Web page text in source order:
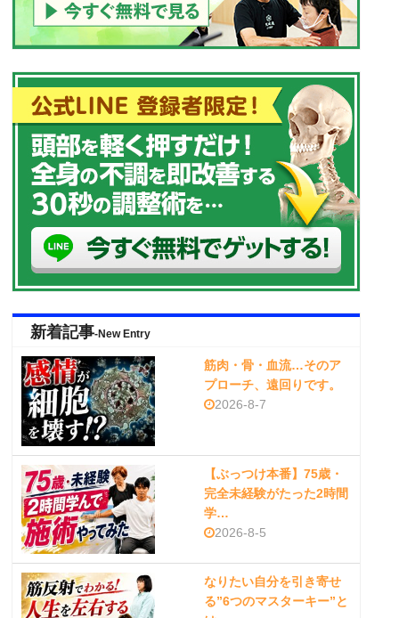
新着記事-New Entry
筋肉・骨・血流…そのア
プローチ、遠回りです。
2026-8-7
【ぶっつけ本番】75歳・
完全未経験がたった2時間
学…
2026-8-5
なりたい自分を引き寄せ
る”6つのマスターキー”と